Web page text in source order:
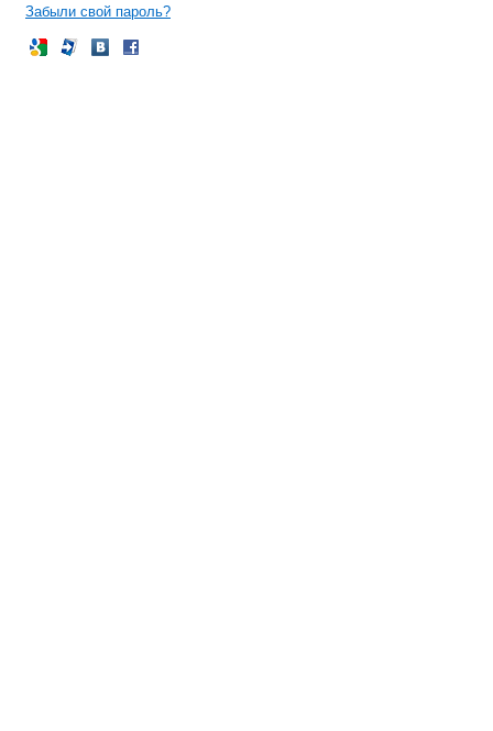
Забыли свой пароль?